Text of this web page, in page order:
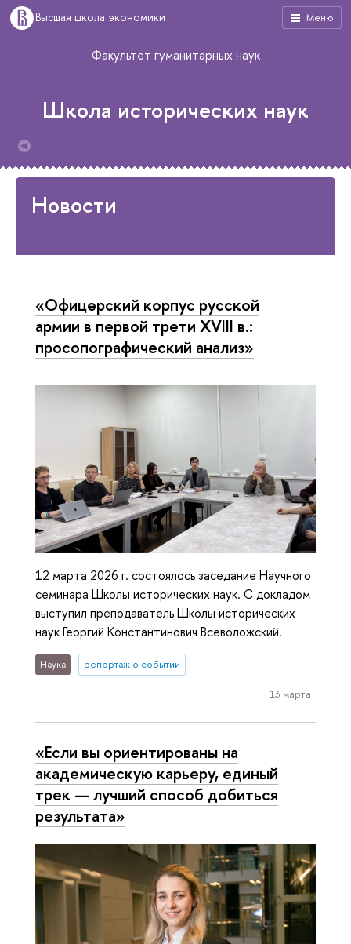
Меню
Высшая школа экономики
Факультет гуманитарных наук
Школа исторических наук
Новости
«Офицерский корпус русской
армии в первой трети XVIII в.:
просопографический анализ»
12 марта 2026 г. состоялось заседание Научного
семинара Школы исторических наук. С докладом
выступил преподаватель Школы исторических
наук Георгий Константинович Всеволожский.
Наука репортаж о событии
13 марта
«Если вы ориентированы на
академическую карьеру, единый
трек — лучший способ добиться
результата»